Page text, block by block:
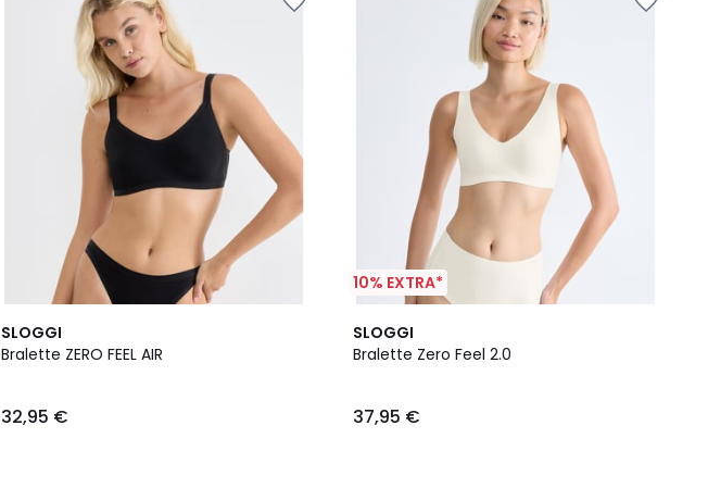
SLOGGI
Bralette ZERO FEEL AIR
32,95 €
2
Farben
10% EXTRA*
SLOGGI
Bralette Zero Feel 2.0
37,95 €
4,2
/ 5
4
Farben